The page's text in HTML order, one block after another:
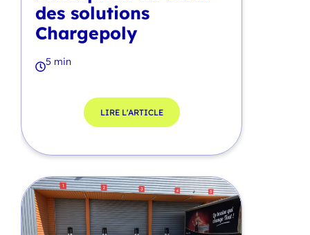
des solutions
Chargepoly
5 min
LIRE L'ARTICLE